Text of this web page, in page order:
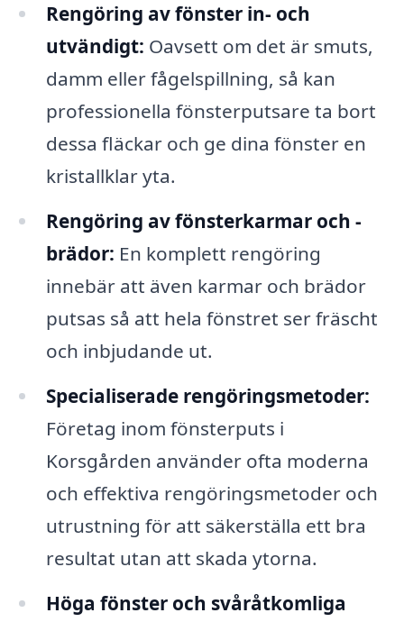
Rengöring av fönster in- och
utvändigt: Oavsett om det är smuts,
damm eller fågelspillning, så kan
professionella fönsterputsare ta bort
dessa fläckar och ge dina fönster en
kristallklar yta.
Rengöring av fönsterkarmar och -
brädor: En komplett rengöring
innebär att även karmar och brädor
putsas så att hela fönstret ser fräscht
och inbjudande ut.
Specialiserade rengöringsmetoder:
Företag inom fönsterputs i
Korsgården använder ofta moderna
och effektiva rengöringsmetoder och
utrustning för att säkerställa ett bra
resultat utan att skada ytorna.
Höga fönster och svåråtkomliga